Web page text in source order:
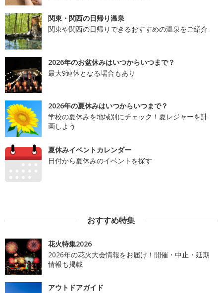
関東・関西の日帰り温泉
関東や関西の日帰りできるおすすめの温泉をご紹介
2026年のお盆休みはいつからいつまで？
最大9連休となる場合もあり
2026年の夏休みはいつからいつまで？
学校の夏休みを地域別にチェック！夏レジャーを計
画しよう
夏休みイベントカレンダー
日付から夏休みのイベントを探す
おすすめ特集
花火特集2026
2026年の花火大会情報をお届け！開催・中止・延期
情報も掲載
アウトドアガイド